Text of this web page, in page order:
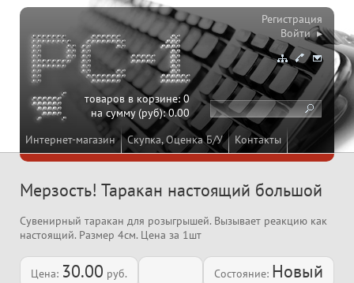
Интернет-магазин Скупка, Оценка Б/У Контакты
товаров в корзине:0
на сумму (руб):0.00
Регистрация
Войти ▸
Мерзость! Таракан настоящий большой
Сувенирный таракан для розыгрышей. Вызывает реакцию как
настоящий. Размер 4см. Цена за 1шт
Цена: 30.00 руб. Состояние: Новый